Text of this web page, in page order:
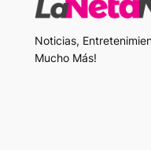
Noticias,
Mucho Más!